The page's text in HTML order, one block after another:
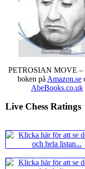
PETROSIAN MOVE –
boken på Amazon.se
AbeBooks.co.uk
Live Chess Ratings